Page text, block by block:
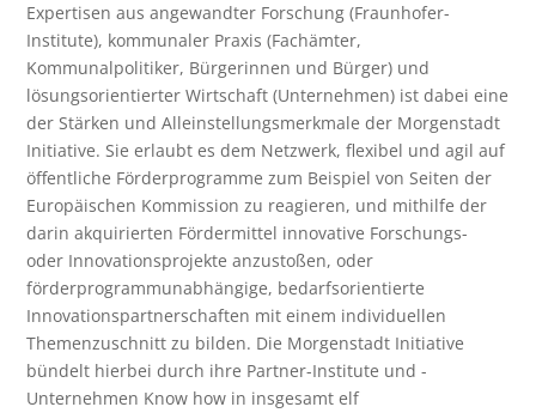
Expertisen aus angewandter Forschung (Fraunhofer-
Institute), kommunaler Praxis (Fachämter,
Kommunalpolitiker, Bürgerinnen und Bürger) und
lösungsorientierter Wirtschaft (Unternehmen) ist dabei eine
der Stärken und Alleinstellungsmerkmale der Morgenstadt
Initiative. Sie erlaubt es dem Netzwerk, flexibel und agil auf
öffentliche Förderprogramme zum Beispiel von Seiten der
Europäischen Kommission zu reagieren, und mithilfe der
darin akquirierten Fördermittel innovative Forschungs-
oder Innovationsprojekte anzustoßen, oder
förderprogrammunabhängige, bedarfsorientierte
Innovationspartnerschaften mit einem individuellen
Themenzuschnitt zu bilden. Die Morgenstadt Initiative
bündelt hierbei durch ihre Partner-Institute und -
Unternehmen Know how in insgesamt elf